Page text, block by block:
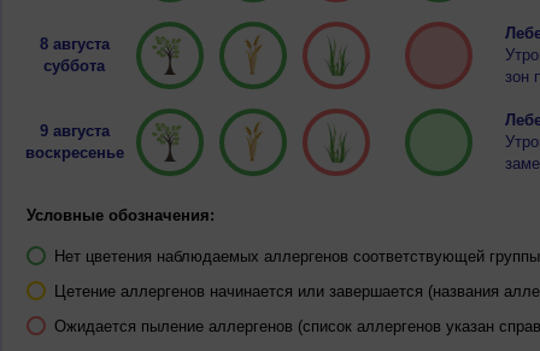
8 августа
суббота
зон
9 августа
воскресенье
Условные обозначения:
Нет цветения наблюдаемых аллергенов соответствующей
Цетение аллергенов начинается или завершается (названия
Ожидается пыление аллергенов (список аллергенов указан